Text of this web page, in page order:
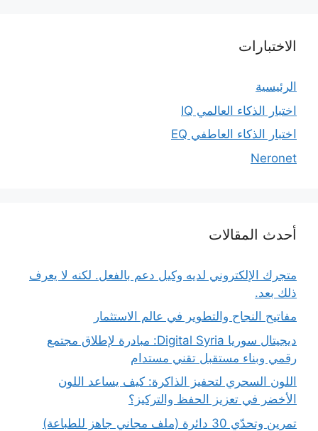
الاختبارات
الرئيسية
اختبار الذكاء العالمي IQ
اختبار الذكاء العاطفي EQ
Neronet
أحدث المقالات
متجرك الإلكتروني لديه وكيل دعم بالفعل. لكنه لا يعرف
ذلك بعد.
مفاتيح النجاح والتطوير في عالم الاستثمار
ديجيتال سوريا Digital Syria: مبادرة لإطلاق مجتمع
رقمي وبناء مستقبل تقني مستدام
اللون السحري لتحفيز الذاكرة: كيف يساعد اللون
الأخضر في تعزيز الحفظ والتركيز؟
تمرين وتحدّي 30 دائرة (ملف مجاني جاهز للطباعة)